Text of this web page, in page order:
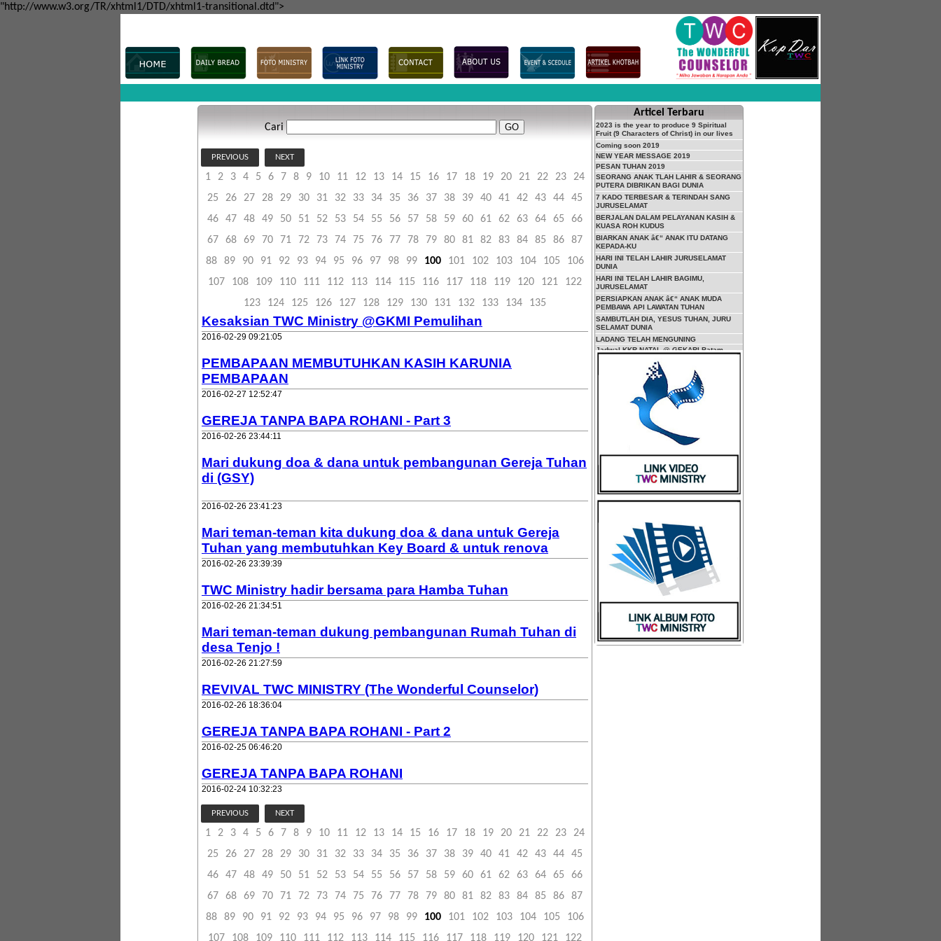
"http://www.w3.org/TR/xhtml1/DTD/xhtml1-transitional.dtd">
Cari GO
PREVIOUS NEXT
1 2 3 4 5 6 7 8 9 10 11 12 13 14 15 16 17 18 19 20 21 22 23
24
25
26 27 28 29 30 31 32 33 34 35 36 37 38 39 40 41 42 43 44
45
46
47 48 49 50 51 52 53 54 55 56 57 58 59 60 61 62 63 64 65
66
67
68 69 70 71 72 73 74 75 76 77 78 79 80 81 82 83 84 85 86
87
88
89 90 91 92 93 94 95 96 97 98 99 100 101 102 103 104 105
106
107
108 109 110 111 112 113 114 115 116 117 118 119 120 121
122
123
124 125 126 127 128 129 130 131 132 133 134 135
Kesaksian TWC Ministry @GKMI Pemulihan
2016-02-29 09:21:05
PEMBAPAAN MEMBUTUHKAN KASIH KARUNIA
PEMBAPAAN
2016-02-27 12:52:47
GEREJA TANPA BAPA ROHANI - Part 3
2016-02-26 23:44:11
Mari dukung doa & dana untuk pembangunan Gereja Tuhan
di (GSY)
2016-02-26 23:41:23
Mari teman-teman kita dukung doa & dana untuk Gereja
Tuhan yang membutuhkan Key Board & untuk renova
2016-02-26 23:39:39
TWC Ministry hadir bersama para Hamba Tuhan
2016-02-26 21:34:51
Mari teman-teman dukung pembangunan Rumah Tuhan di
desa Tenjo !
2016-02-26 21:27:59
REVIVAL TWC MINISTRY (The Wonderful Counselor)
2016-02-26 18:36:04
GEREJA TANPA BAPA ROHANI - Part 2
2016-02-25 06:46:20
GEREJA TANPA BAPA ROHANI
2016-02-24 10:32:23
PREVIOUS NEXT
1 2 3 4 5 6 7 8 9 10 11 12 13 14 15 16 17 18 19 20 21 22 23
24
25
26 27 28 29 30 31 32 33 34 35 36 37 38 39 40 41 42 43 44
45
46
47 48 49 50 51 52 53 54 55 56 57 58 59 60 61 62 63 64 65
66
67
68 69 70 71 72 73 74 75 76 77 78 79 80 81 82 83 84 85 86
87
88
89 90 91 92 93 94 95 96 97 98 99 100 101 102 103 104 105
106
107
108 109 110 111 112 113 114 115 116 117 118 119 120 121 122
Articel Terbaru
2023 is the year to produce 9 Spiritual
Fruit (9 Characters of Christ) in our lives
Coming soon 2019
NEW YEAR MESSAGE 2019
PESAN TUHAN 2019
SEORANG ANAK TLAH LAHIR & SEORANG
PUTERA DIBRIKAN BAGI DUNIA
7 KADO TERBESAR & TERINDAH SANG
JURUSELAMAT
BERJALAN DALAM PELAYANAN KASIH &
KUASA ROH KUDUS
BIARKAN ANAK â€“ ANAK ITU DATANG
KEPADA-KU
HARI INI TELAH LAHIR JURUSELAMAT
DUNIA
HARI INI TELAH LAHIR BAGIMU,
JURUSELAMAT
PERSIAPKAN ANAK â€“ ANAK MUDA
PEMBAWA API LAWATAN TUHAN
SAMBUTLAH DIA, YESUS TUHAN, JURU
SELAMAT DUNIA
LADANG TELAH MENGUNING
Jadwal KKR NATAL @ GEKARI Batam
Jadwal KKR NATAL Youth @ GEKARI
TEMUKAN & KERJAKAN PANGGILAN
TUHAN ATAS HIDUPMU
Pelayanan Misi TWC Ministry @ Batam
AIR MATA BERLINANG
BANYAK ORANG YANG BERUSAHA
MASUK, NAMUN SEDIKIT YANG